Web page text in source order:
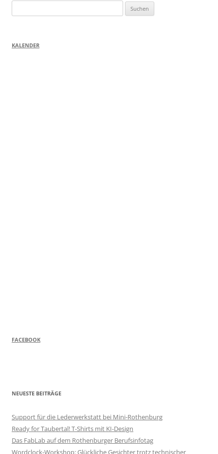
nach:
KALENDER
FACEBOOK
NEUESTE BEITRÄGE
Support für die Lederwerkstatt bei Mini-Rothenburg
Ready for Taubertal! T-Shirts mit KI-Design
Das FabLab auf dem Rothenburger Berufsinfotag
Wordclock-Workshop: Glückliche Gesichter trotz technischer